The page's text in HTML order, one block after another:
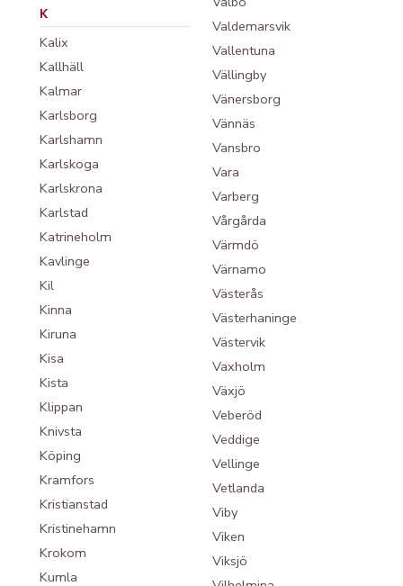
K
Kalix
Kallhäll
Kalmar
Karlsborg
Karlshamn
Karlskoga
Karlskrona
Karlstad
Katrineholm
Kavlinge
Kil
Kinna
Kiruna
Kisa
Kista
Klippan
Knivsta
Köping
Kramfors
Kristianstad
Kristinehamn
Krokom
Kumla
Valdemarsvik
Vallentuna
Vällingby
Vänersborg
Vännäs
Vansbro
Vara
Varberg
Vårgårda
Värmdö
Värnamo
Västerås
Västerhaninge
Västervik
Vaxholm
Växjö
Veberöd
Veddige
Vellinge
Vetlanda
Viby
Viken
Viksjö